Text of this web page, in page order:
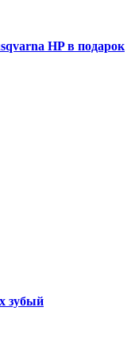
HP в подарок
зубый